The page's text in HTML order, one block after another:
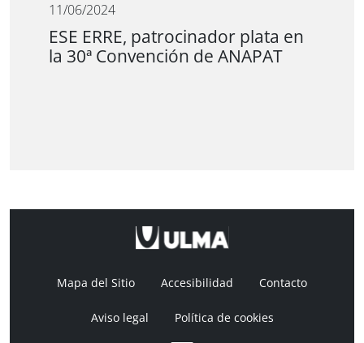
11/06/2024
ESE ERRE, patrocinador plata en
la 30ª Convención de ANAPAT
Mapa del Sitio Accesibilidad Contacto
Aviso legal Política de cookies